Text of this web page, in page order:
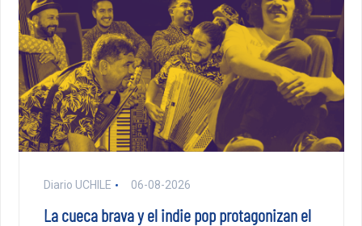
Diario UCHILE 06-08-2026
La cueca brava y el indie pop protagonizan el